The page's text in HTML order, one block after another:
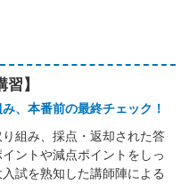
】
、本番前の最終チェック！
組み、採点・返却された答
ントや減点ポイントをしっ
試を熟知した講師陣による